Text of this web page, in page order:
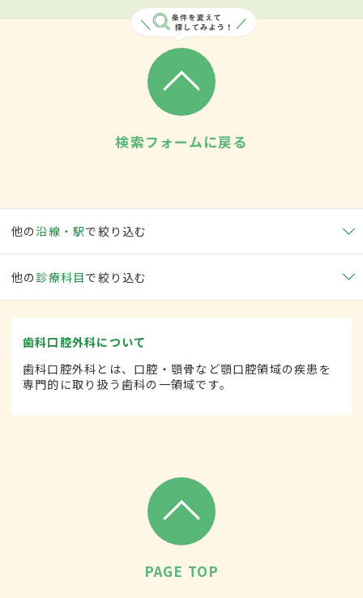
検索フォームに戻る
他の沿線・駅で絞り込む
他の 診療科目で絞り込む
歯科口腔外科について
歯科口腔外科とは、口腔・顎骨など顎口腔領域の疾患を
専門的に取り扱う歯科の一領域です。
PAGE TOP